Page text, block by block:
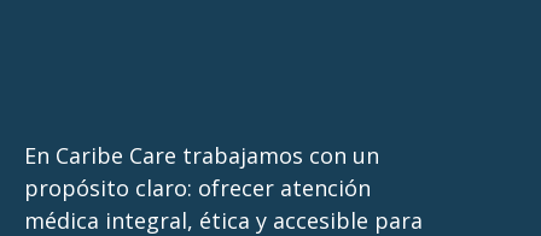
En Caribe Care trabajamos con un
propósito claro: ofrecer atención
médica integral, ética y accesible para